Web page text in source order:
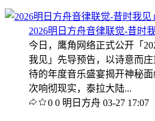
2026明日方舟音律联觉-昔时
今日，鹰角网络正式公开「
我见」先导预告，以诗意而
待的年度音乐盛宴揭开神秘
次响彻现实，泰拉大陆...
0 0 明日方舟 03-27 17:07